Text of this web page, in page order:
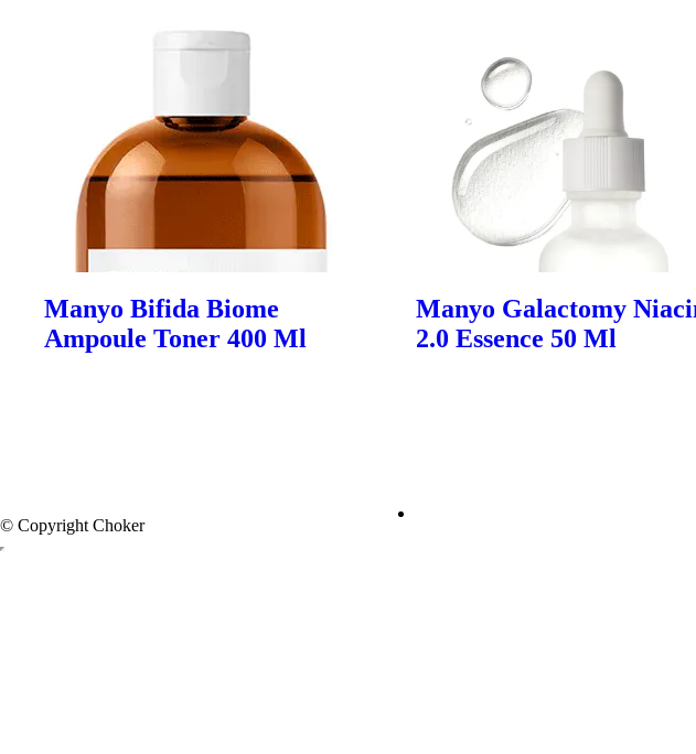
Manyo Bifida Biome
Ampoule Toner 400 Ml
Manyo Galactomy
2.0 Essence 50 Ml
© Copyright Choker